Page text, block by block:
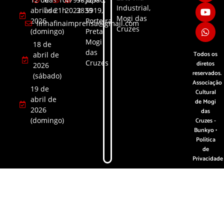
abril de
2026
(domingo)
18 de
abril de
2026
(sábado)
19 de
abril de
2026
(domingo)
às 21h20223839​
linhafinaimprensa@gmail.com
5919,
Porteira
Preta,
Mogi
das
Cruzes
Industrial,
Mogi das
Cruzes
Todos os
diretos
reservados.
Associação
Cultural
de Mogi
das
Cruzes -
Bunkyo •
Política
de
Privacidade